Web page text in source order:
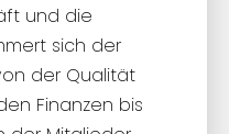
und die
sich der
der Qualität
Finanzen bis